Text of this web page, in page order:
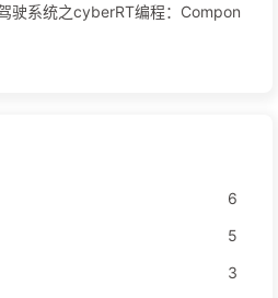
驶系统之cyberRT编程：Compon
6
5
3